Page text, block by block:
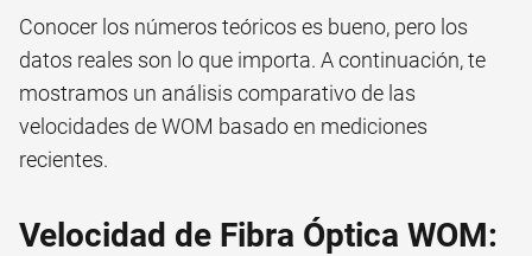
Conocer los números teóricos es bueno, pero los
datos reales son lo que importa. A continuación, te
mostramos un análisis comparativo de las
velocidades de WOM basado en mediciones
recientes.
Velocidad de Fibra Óptica WOM: